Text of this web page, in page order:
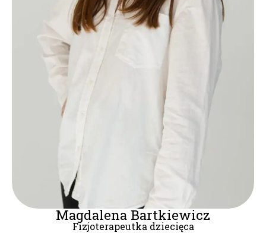
Magdalena Bartkiewicz
Fizjoterapeutka dziecięca